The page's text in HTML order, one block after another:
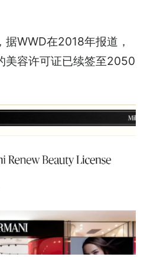
WWD在2018年报道，
美容许可证已续签至2050